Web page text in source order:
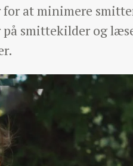
at minimere
smittekilder og